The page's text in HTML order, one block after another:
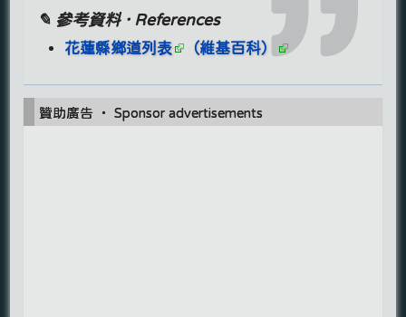
✎ 參考資料 · References
花蓮縣鄉道列表
（維基百科）
贊助廣告 ‧ Sponsor advertisements